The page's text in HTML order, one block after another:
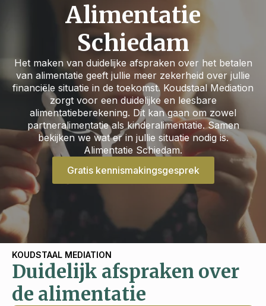
Alimentatie
Schiedam
Het maken van duidelijke afspraken over het betalen
van alimentatie geeft jullie meer zekerheid over jullie
financiële situatie in de toekomst. Koudstaal Mediation
zorgt voor een duidelijke en leesbare
alimentatieberekening. Dit kan gaan om zowel
partneralimentatie als kinderalimentatie. Samen
bekijken we wat er in jullie situatie nodig is.
Alimentatie Schiedam.
Gratis kennismakingsgesprek
KOUDSTAAL MEDIATION
Duidelijk afspraken over
de alimentatie